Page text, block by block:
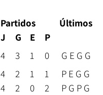
Partidos
Últimos
J G E
P
4 3 1 0
G E G G
4 2 1 1
P E G G
4 2 0 2
P G P G